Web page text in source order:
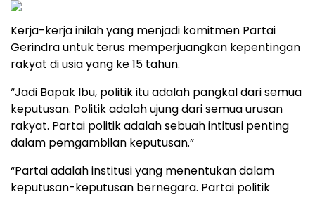
Kerja-kerja inilah yang menjadi komitmen Partai
Gerindra untuk terus memperjuangkan kepentingan
rakyat di usia yang ke 15 tahun.
“Jadi Bapak Ibu, politik itu adalah pangkal dari semua
keputusan. Politik adalah ujung dari semua urusan
rakyat. Partai politik adalah sebuah intitusi penting
dalam pemgambilan keputusan.”
“Partai adalah institusi yang menentukan dalam
keputusan-keputusan bernegara. Partai politik